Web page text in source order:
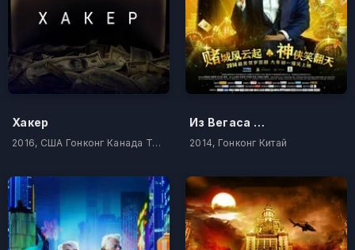
Хакер
2016, США Гонконг Канада Таиланд Казахстан
Из Вегаса в Макао
2014, Гонконг Китай